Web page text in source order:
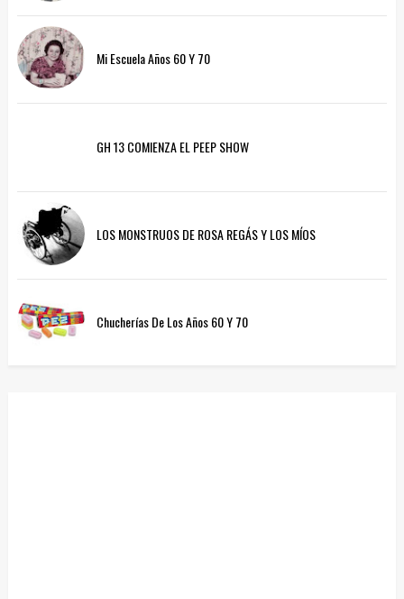
Mi Escuela Años 60 Y 70
GH 13 COMIENZA EL PEEP SHOW
LOS MONSTRUOS DE ROSA REGÁS Y LOS MÍOS
Chucherías De Los Años 60 Y 70